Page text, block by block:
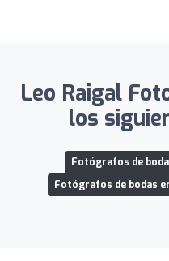
Leo Raigal
los
Fotógrafos de
Fotógrafos de bodas